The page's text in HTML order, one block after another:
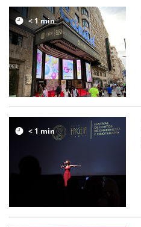
< 1min
< 1 min